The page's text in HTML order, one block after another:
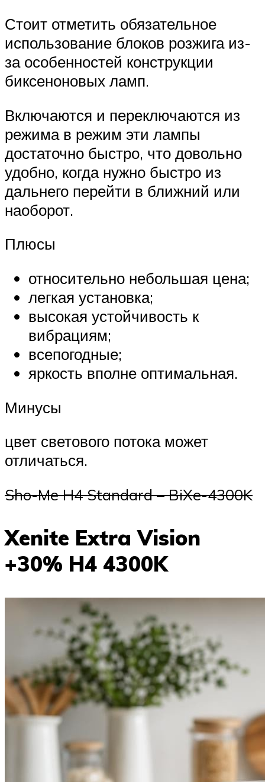
Стоит отметить обязательное
использование блоков розжига из-
за особенностей конструкции
биксеноновых ламп.
Включаются и переключаются из
режима в режим эти лампы
достаточно быстро, что довольно
удобно, когда нужно быстро из
дальнего перейти в ближний или
наоборот.
Плюсы
относительно небольшая цена;
легкая установка;
высокая устойчивость к
вибрациям;
всепогодные;
яркость вполне оптимальная.
Минусы
цвет светового потока может
отличаться.
Sho-Me H4 Standard – BiXe-4300K
Xenite Extra Vision
+30% H4 4300K